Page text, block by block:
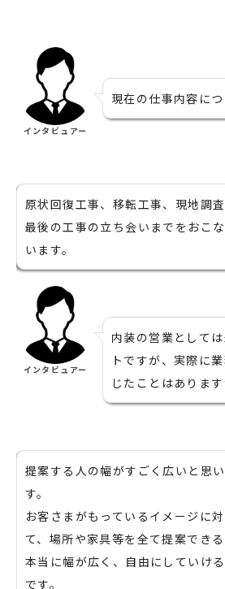
インタビュアー
現在の仕事内容につ
原状回復工事、移転工事、現地調
最後の工事の立ち会いまでをおこ
います。
インタビュアー
内装の営業として
トですが、実際に
じたことはあります
提案する人の幅がすごく広いと思
す。
お客さまがもっているイメージに対
て、場所や家具等を全て提案でき
本当に幅が広く、自由にしていけ
です。